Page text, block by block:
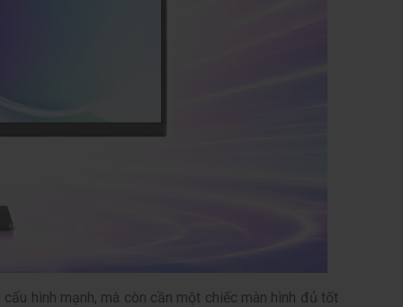
hình mạnh, mà còn cần một chiếc màn hình đủ tốt